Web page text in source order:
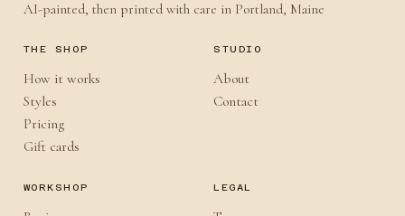
AI-painted, then printed with care in Portland, Maine
THE SHOP
How it works
Styles
Pricing
Gift cards
STUDIO
About
Contact
WORKSHOP LEGAL